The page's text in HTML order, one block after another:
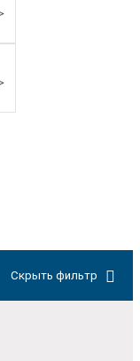
Скрыть фильтр